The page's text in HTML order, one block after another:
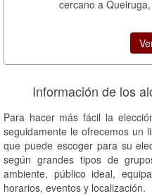
cercano a
Información de los
Para hacer más fácil la
seguidamente le ofrecemos un
que puede escoger para su
según grandes tipos de
ambiente, público ideal,
horarios, eventos y localización.